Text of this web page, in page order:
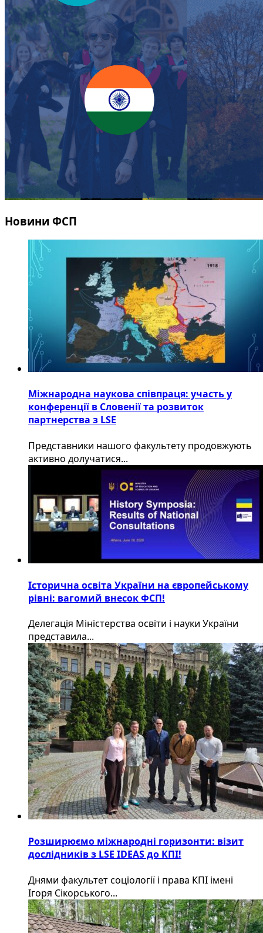
Новини ФСП
Міжнародна наукова співпраця: участь у
конференції в Словенії та розвиток
партнерства з LSE
​Представники нашого факультету продовжують
активно долучатися...
Історична освіта України на європейському
рівні: вагомий внесок ФСП!
Делегація Міністерства освіти і науки України
представила...
Розширюємо міжнародні горизонти: візит
дослідників з LSE IDEAS до КПІ!
Днями факультет соціології і права КПІ імені
Ігоря Сікорського...